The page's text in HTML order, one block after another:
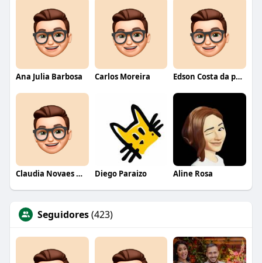
Ana Julia Barbosa Carlos Moreira Edson Costa da paixão
Claudia Novaes Novaes Diego Paraizo Aline Rosa
Seguidores(423)